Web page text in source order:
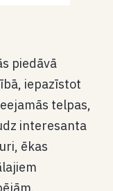
piedāvā
iepazīstot
telpas,
interesanta
ēkas